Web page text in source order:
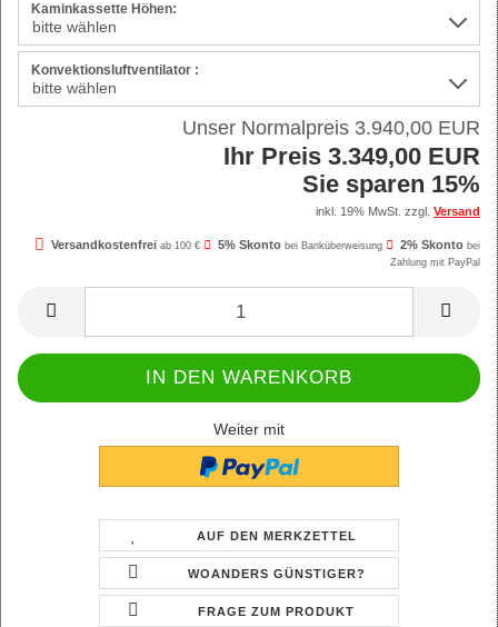
Kaminkassette Höhen:
Konvektionsluftventilator :
Unser Normalpreis 3.940,00 EUR
Ihr Preis 3.349,00 EUR
Sie sparen 15%
inkl. 19% MwSt. zzgl. Versand
Versandkostenfrei ab 100 € 5% Skonto bei Banküberweisung 2% Skonto bei
Zahlung mit PayPal
Weiter mit
AUF DEN MERKZETTEL
WOANDERS GÜNSTIGER?
FRAGE ZUM PRODUKT